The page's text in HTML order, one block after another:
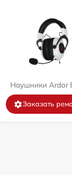
Наушники Ardor
Заказать